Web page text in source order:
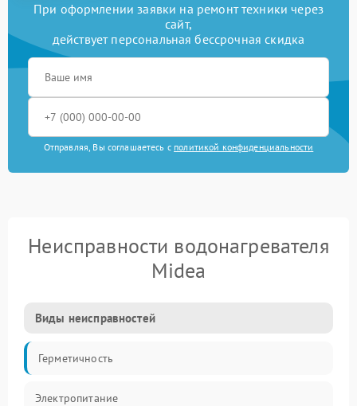
При оформлении заявки на ремонт техники через
сайт,
действует персональная бессрочная скидка
Отправляя, Вы соглашаетесь с политикой конфиденциальности
Неисправности водонагревателя
Midea
Виды неисправностей
Герметичность
Электропитание